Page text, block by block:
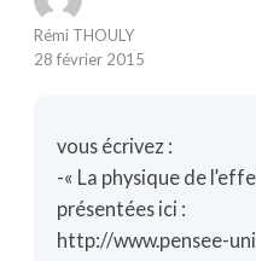
Rémi THOULY
28 février 2015
vous écrivez :
-« La physique de
présentées ici :
http://www.pensee-